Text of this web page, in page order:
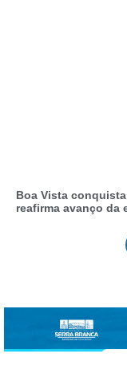
Boa Vista
reafirma avanço da